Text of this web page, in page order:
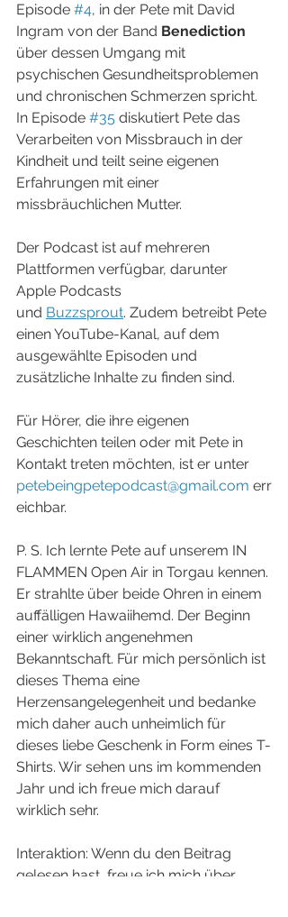
Episode #4, in der Pete mit David
Ingram von der Band Benediction
über dessen Umgang mit
psychischen Gesundheitsproblemen
und chronischen Schmerzen spricht.
In Episode #35 diskutiert Pete das
Verarbeiten von Missbrauch in der
Kindheit und teilt seine eigenen
Erfahrungen mit einer
missbräuchlichen Mutter.
Der Podcast ist auf mehreren
Plattformen verfügbar, darunter
Apple Podcasts
und Buzzsprout. Zudem betreibt Pete
einen YouTube-Kanal, auf dem
ausgewählte Episoden und
zusätzliche Inhalte zu finden sind.
Für Hörer, die ihre eigenen
Geschichten teilen oder mit Pete in
Kontakt treten möchten, ist er unter
petebeingpetepodcast@gmail.com err
eichbar.
P. S. Ich lernte Pete auf unserem IN
FLAMMEN Open Air in Torgau kennen.
Er strahlte über beide Ohren in einem
auffälligen Hawaiihemd. Der Beginn
einer wirklich angenehmen
Bekanntschaft. Für mich persönlich ist
dieses Thema eine
Herzensangelegenheit und bedanke
mich daher auch unheimlich für
dieses liebe Geschenk in Form eines T-
Shirts. Wir sehen uns im kommenden
Jahr und ich freue mich darauf
wirklich sehr.
Interaktion: Wenn du den Beitrag
gelesen hast, freue ich mich über